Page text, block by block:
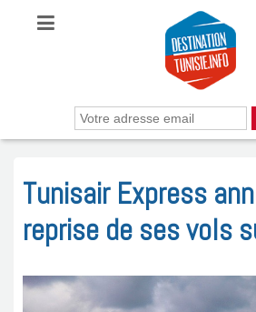
Tunisair Express
reprise de ses vols